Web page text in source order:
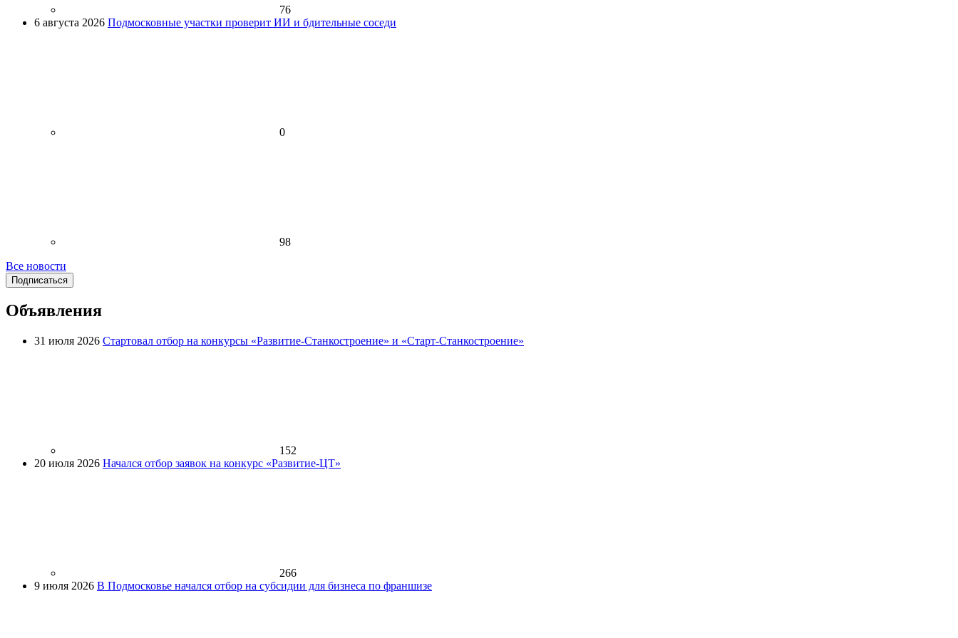
76
6 августа 2026 Подмосковные участки проверит ИИ и бдительные соседи
0
98
Все новости
Подписаться
Объявления
31 июля 2026 Стартовал отбор на конкурсы «Развитие-Станкостроение» и «Старт-Станкостроение»
152
20 июля 2026 Начался отбор заявок на конкурс «Развитие-ЦТ»
266
9 июля 2026 В Подмосковье начался отбор на субсидии для бизнеса по франшизе